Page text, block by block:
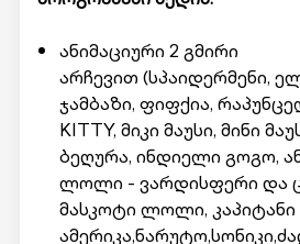
ანიმაციური 2 გმირი
არჩევით (სპაიდერმენი,
ჯამბაზი, ფიფქია,
KITTY, მიკი მაუსი, მინი
ბეღურა, ინდიელი გოგო,
ლოლი - ვარდისფერი და
მასკოტი ლოლი, კაპიტანი